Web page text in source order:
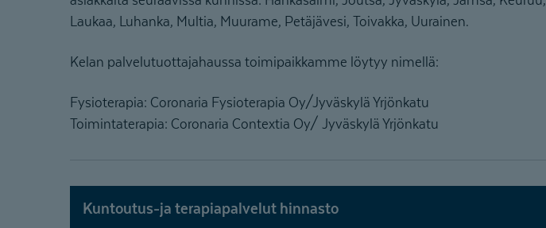
Laukaa, Luhanka, Multia, Muurame, Petäjävesi, Toivakka, Uurainen.
Kelan palvelutuottajahaussa toimipaikkamme löytyy nimellä:
Fysioterapia: Coronaria Fysioterapia Oy/Jyväskylä Yrjönkatu
Toimintaterapia: Coronaria Contextia Oy/ Jyväskylä Yrjönkatu
Kuntoutus-ja terapiapalvelut hinnasto